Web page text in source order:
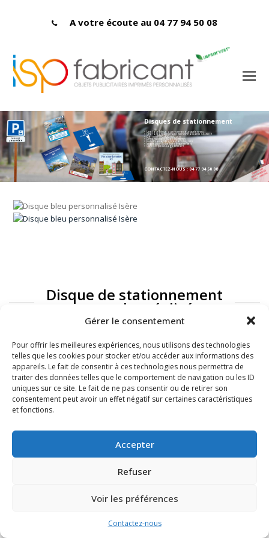
Gérer le consentement
Pour offrir les meilleures expériences, nous utilisons des technologies
telles que les cookies pour stocker et/ou accéder aux informations des
appareils. Le fait de consentir à ces technologies nous permettra de
traiter des données telles que le comportement de navigation ou les ID
uniques sur ce site. Le fait de ne pas consentir ou de retirer son
consentement peut avoir un effet négatif sur certaines caractéristiques
et fonctions.
Accepter
Refuser
Voir les préférences
Contactez-nous
A votre écoute au 04 77 94 50 08
Disques de stationnement
> Une face bleue aux normes européennes
> Une face entièrement personnalisable OFFERTE
> Carton PEFC 400 microns
> Dimensions : 150 x 150 mmn
> Fabriqués en France dans la Loire
> Impression labellisée Imprim'vert
> OPTION pelliculage brillant
CONTACTEZ-NOUS : 04 77 94 50 08
Disque de stationnement
: exemples réalisés
FAQ Mentions légales